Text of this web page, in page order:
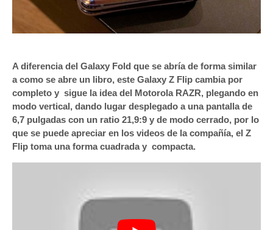
A diferencia del Galaxy Fold que se abría de forma similar
a como se abre un libro, este Galaxy Z Flip cambia por
completo y sigue la idea del Motorola RAZR, plegando en
modo vertical, dando lugar desplegado a una pantalla de
6,7 pulgadas con un ratio 21,9:9 y de modo cerrado, por lo
que se puede apreciar en los videos de la compañía, el Z
Flip toma una forma cuadrada y compacta.